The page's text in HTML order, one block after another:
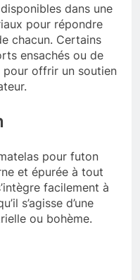
dans une
pour répondre
chacun. Certains
ensachés ou de
pour offrir un soutien
pour futon
et épurée à tout
facilement à
s’agisse d’une
ou bohème.